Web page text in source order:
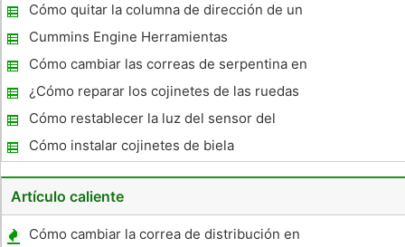
Cómo quitar la columna de dirección de un
Chevy Silverado 2002
Cummins Engine Herramientas
Cómo cambiar las correas de serpentina en
un Honda Civic
¿Cómo reparar los cojinetes de las ruedas
de un coche Lumina 94
Cómo restablecer la luz del sensor del
asiento en un BMW
Cómo instalar cojinetes de biela
Artículo caliente
Cómo cambiar la correa de distribución en